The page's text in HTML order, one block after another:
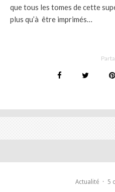
que tous les tomes de cette
plus qu’à être imprimés…
Actualité · 5